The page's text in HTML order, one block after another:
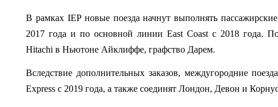
В рамках IEP новые поезда начнут выполнять
2017 года и по основной линии East Coast с 2018 года.
Hitachi в Ньютоне Айклиффе, графство Дарем.
Вследствие дополнительных заказов, междугородние
Express с 2019 года, а также соединят Лондон, Девон и